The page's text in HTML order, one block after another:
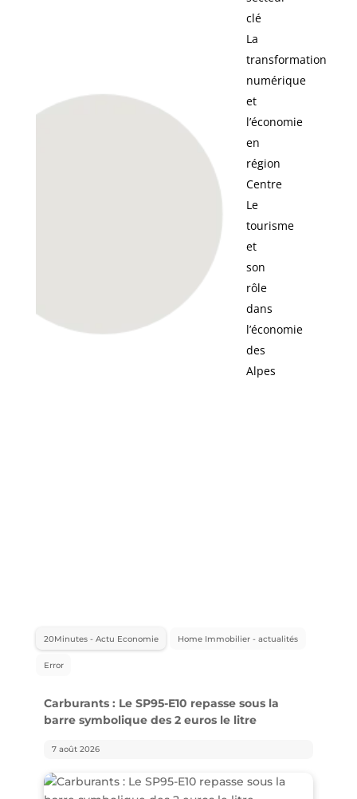
clé
La
transformation
numérique
et
l’économie
en
région
Centre
Le
tourisme
et
son
rôle
dans
l’économie
des
Alpes
20Minutes - Actu Economie Home Immobilier - actualités
Error
Carburants : Le SP95-E10 repasse sous la
barre symbolique des 2 euros le litre
7 août 2026